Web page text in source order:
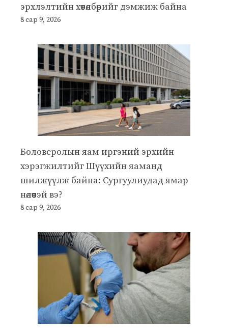
эрхлэлтийн хөтөлбөрийг дэмжиж байна
8 сар 9, 2026
Боловсролын яам иргэний эрхийн
хэрэгжилтийг Шүүхийн яаманд
шилжүүлж байна: Сургуулиудад ямар
нөлөөтэй вэ?
8 сар 9, 2026